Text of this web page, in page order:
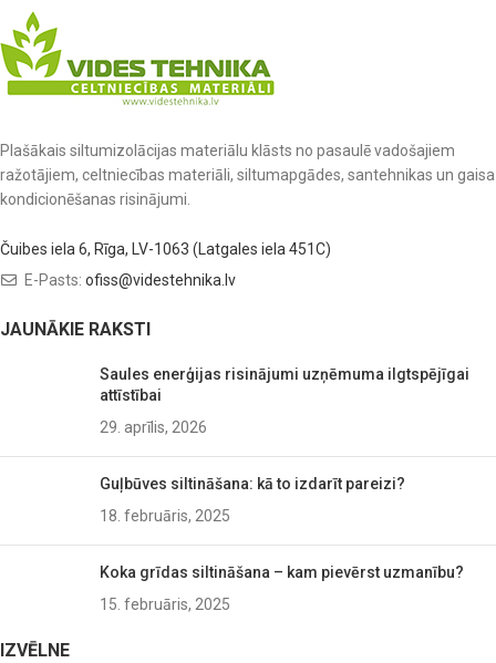
Plašākais siltumizolācijas materiālu klāsts no pasaulē vadošajiem
ražotājiem, celtniecības materiāli, siltumapgādes, santehnikas un gaisa
kondicionēšanas risinājumi.
Čuibes iela 6, Rīga, LV-1063 (Latgales iela 451C)
E-Pasts: ofiss@videstehnika.lv
JAUNĀKIE RAKSTI
Saules enerģijas risinājumi uzņēmuma ilgtspējīgai
attīstībai
29. aprīlis, 2026
Guļbūves siltināšana: kā to izdarīt pareizi?
18. februāris, 2025
Koka grīdas siltināšana – kam pievērst uzmanību?
15. februāris, 2025
IZVĒLNE